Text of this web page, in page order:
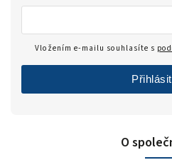
O
Vložením e-mailu souhlasíte s